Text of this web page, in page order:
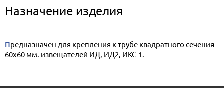
Назначение изделия
Предназначен для крепления к трубе квадратного сечения
60х60 мм. извещателей ИД, ИД2, ИКС-1.